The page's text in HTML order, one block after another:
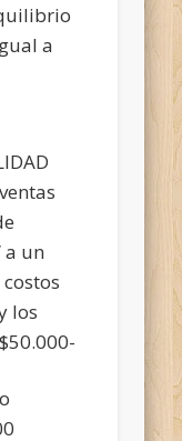
a
a un
los